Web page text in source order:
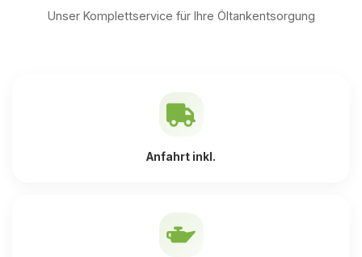
Unser Komplettservice für Ihre Öltankentsorgung
Anfahrt inkl.